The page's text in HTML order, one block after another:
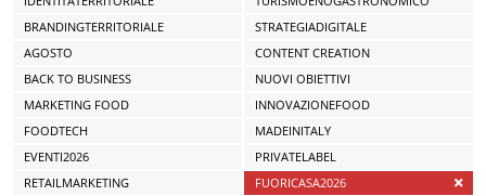
BRANDINGTERRITORIALE
STRATEGIADIGITALE
AGOSTO
CONTENT CREATION
BACK TO BUSINESS
NUOVI OBIETTIVI
MARKETING FOOD
INNOVAZIONEFOOD
FOODTECH
MADEINITALY
EVENTI2026
PRIVATELABEL
RETAILMARKETING
FUORICASA2026